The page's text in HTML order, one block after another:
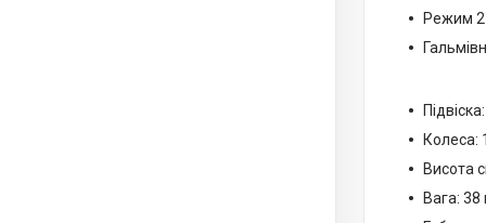
Режим
Колеса:
Висота
Вага: 38